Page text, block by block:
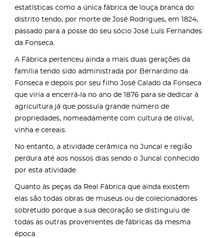
estatísticas como a única fábrica de louça branca do
distrito tendo, por morte de José Rodrigues, em 1824,
passado para a posse do seu sócio José Luís Fernandes
da Fonseca.
A Fábrica pertenceu ainda a mais duas gerações da
família tendo sido administrada por Bernardino da
Fonseca e depois por seu filho José Calado da Fonseca
que viria a encerrá-la no ano de 1876 para se dedicar à
agricultura já que possuía grande número de
propriedades, nomeadamente com cultura de olival,
vinha e cereais.
No entanto, a atividade cerâmica no Juncal e região
perdura até aos nossos dias sendo o Juncal conhecido
por esta atividade.
Quanto às peças da Real Fábrica que ainda existem
elas são todas obras de museus ou de colecionadores
sobretudo porque a sua decoração se distinguiu de
todas as outras provenientes de fábricas da mesma
época.